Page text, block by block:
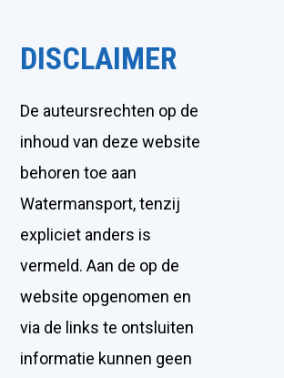
DISCLAIMER
De auteursrechten op de
inhoud van deze website
behoren toe aan
Watermansport, tenzij
expliciet anders is
vermeld. Aan de op de
website opgenomen en
via de links te ontsluiten
informatie kunnen geen